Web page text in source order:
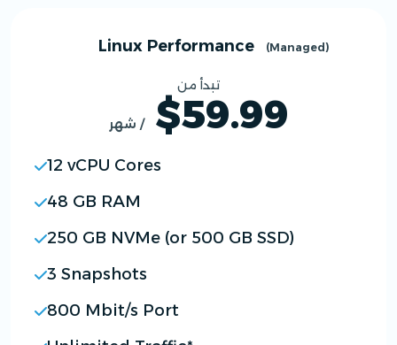
Linux Performance (Managed)
تبدأ من
$59.99 / شهر
12 vCPU Cores
48 GB RAM
250 GB NVMe (or 500 GB SSD)
3 Snapshots
800 Mbit/s Port